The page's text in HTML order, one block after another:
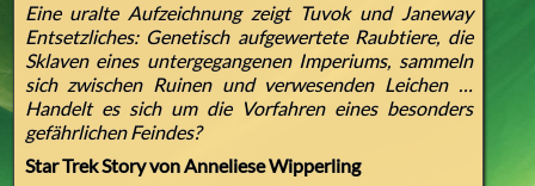
Eine uralte Aufzeichnung zeigt Tuvok und Janeway
Entsetzliches: Genetisch aufgewertete Raubtiere, die
Sklaven eines untergegangenen Imperiums, sammeln
sich zwischen Ruinen und verwesenden Leichen …
Handelt es sich um die Vorfahren eines besonders
gefährlichen Feindes?
Star Trek Story von Anneliese Wipperling